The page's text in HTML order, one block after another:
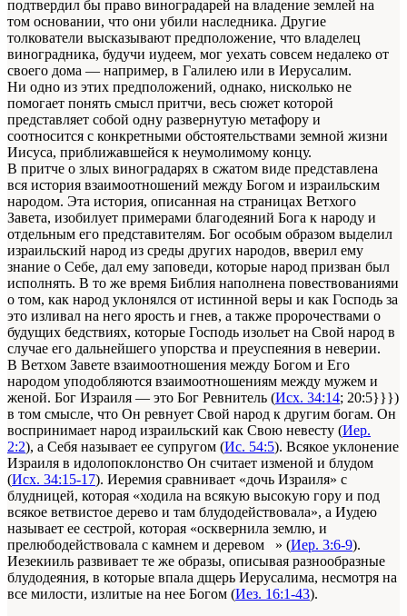
подтвердил бы право виноградарей на владение землей на
том основании, что они убили наследника. Другие
толкователи высказывают предположение, что владелец
виноградника, будучи иудеем, мог уехать совсем недалеко от
своего дома — например, в Галилею или в Иерусалим.
Ни одно из этих предположений, однако, нисколько не
помогает понять смысл притчи, весь сюжет которой
представляет собой одну развернутую метафору и
соотносится с конкретными обстоятельствами земной жизни
Иисуса, приближавшейся к неумолимому концу.
В притче о злых виноградарях в сжатом виде представлена
вся история взаимоотношений между Богом и израильским
народом. Эта история, описанная на страницах Ветхого
Завета, изобилует примерами благодеяний Бога к народу и
отдельным его представителям. Бог особым образом выделил
израильский народ из среды других народов, вверил ему
знание о Себе, дал ему заповеди, которые народ призван был
исполнять. В то же время Библия наполнена повествованиями
о том, как народ уклонялся от истинной веры и как Господь за
это изливал на него ярость и гнев, а также пророчествами о
будущих бедствиях, которые Господь изольет на Свой народ в
случае его дальнейшего упорства и преуспеяния в неверии.
В Ветхом Завете взаимоотношения между Богом и Его
народом уподобляются взаимоотношениям между мужем и
женой. Бог Израиля — это Бог Ревнитель (Исх. 34:14; 20:5}}})
в том смысле, что Он ревнует Свой народ к другим богам. Он
воспринимает народ израильский как Свою невесту (Иер.
2:2), а Себя называет ее супругом (Ис. 54:5). Всякое уклонение
Израиля в идолопоклонство Он считает изменой и блудом
(Исх. 34:15-17). Иеремия сравнивает «дочь Израиля» с
блудницей, которая «ходила на всякую высокую гору и под
всякое ветвистое дерево и там блудодействовала», а Иудею
называет ее сестрой, которая «осквернила землю, и
прелюбодействовала с камнем и деревом » (Иер. 3:6-9).
Иезекииль развивает те же образы, описывая разнообразные
блудодеяния, в которые впала дщерь Иерусалима, несмотря на
все милости, излитые на нее Богом (Иез. 16:1-43).